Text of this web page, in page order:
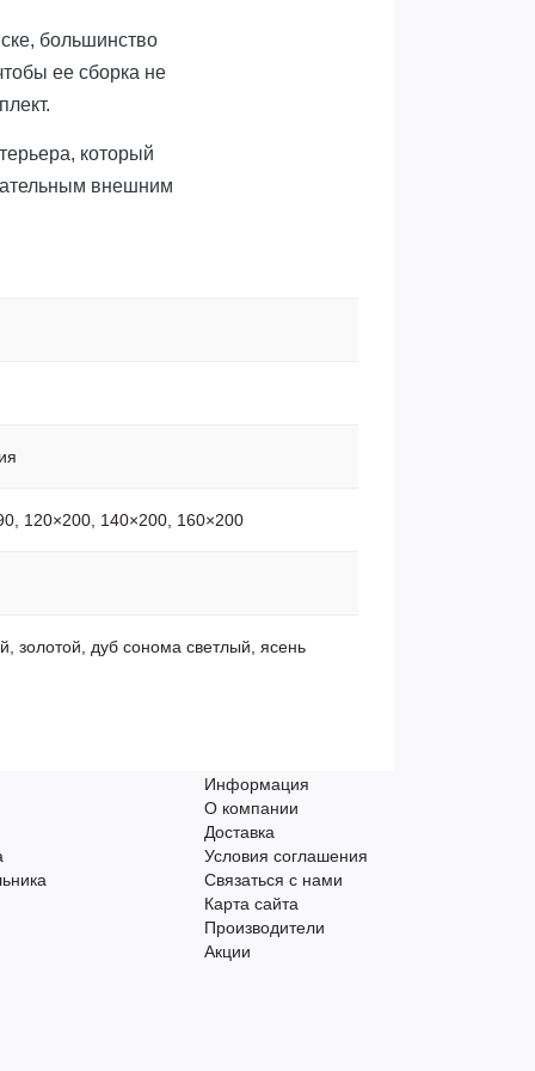
большинство
ее сборка не
который
внешним
120×200, 140×200, 160×200
золотой, дуб сонома светлый, ясень
Информация
О компании
Доставка
Условия соглашения
Связаться с нами
Карта сайта
Производители
Акции